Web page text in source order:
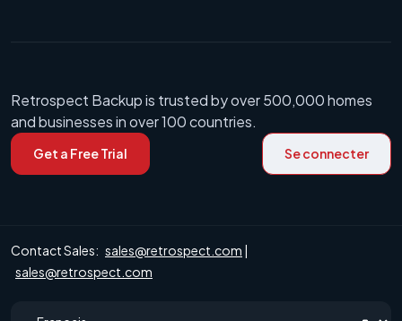
Retrospect Backup is trusted by over 500,000 homes
and businesses in over 100 countries.
Get a Free Trial Se connecter
Contact Sales: sales@retrospect.com |
sales@retrospect.com